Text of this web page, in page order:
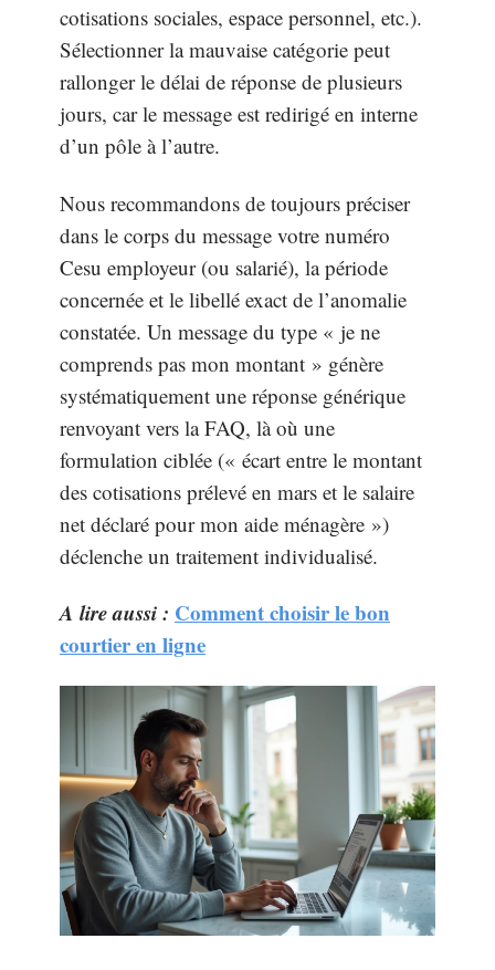
cotisations sociales, espace personnel, etc.).
Sélectionner la mauvaise catégorie peut
rallonger le délai de réponse de plusieurs
jours, car le message est redirigé en interne
d’un pôle à l’autre.
Nous recommandons de toujours préciser
dans le corps du message votre numéro
Cesu employeur (ou salarié), la période
concernée et le libellé exact de l’anomalie
constatée. Un message du type « je ne
comprends pas mon montant » génère
systématiquement une réponse générique
renvoyant vers la FAQ, là où une
formulation ciblée (« écart entre le montant
des cotisations prélevé en mars et le salaire
net déclaré pour mon aide ménagère »)
déclenche un traitement individualisé.
A lire aussi : Comment choisir le bon
courtier en ligne